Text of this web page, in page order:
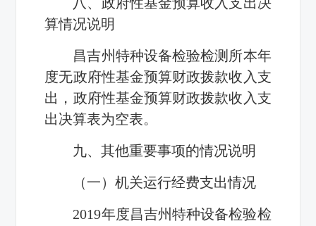
算情况说明
昌吉州特种设备检验检测所本年
度无政府性基金预算财政拨款收入支
出，政府性基金预算财政拨款收入支
出决算表为空表。
九、其他重要事项的情况说明
（一）机关运行经费支出情况
2019年度昌吉州特种设备检验检